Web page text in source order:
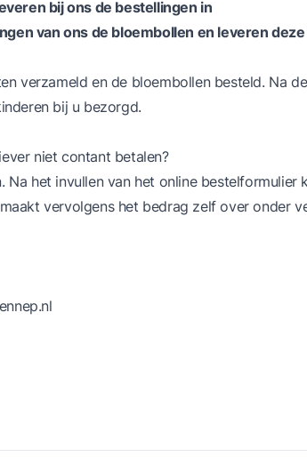
bij ons de bestellingen in
van ons de bloembollen en leveren deze
verzameld en de bloembollen besteld. Na
bij u bezorgd.
niet contant betalen?
het invullen van het online bestelformulier
vervolgens het bedrag zelf over onder